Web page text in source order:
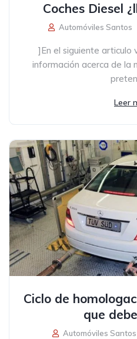
Coches Diesel
Automóviles Santos
]En el siguiente
información acerca de la
Leer
Ciclo de
que
Automóviles Santos